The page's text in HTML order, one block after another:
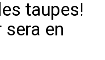
taupes!
en